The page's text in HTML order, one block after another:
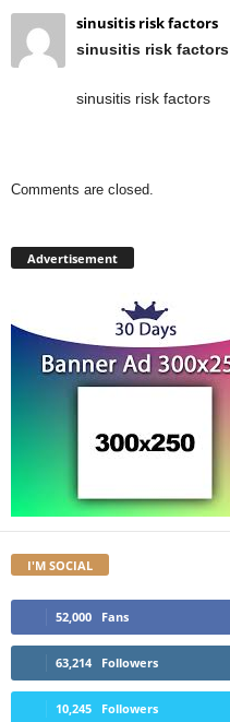
sinusitis risk factors
sinusitis risk factors
sinusitis risk factors
Comments are closed.
Advertisement
I'M SOCIAL
52,000 Fans
63,214 Followers
10,245 Followers